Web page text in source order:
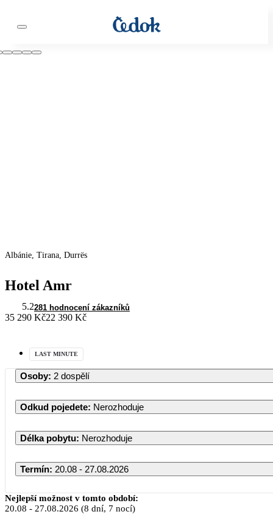
Albánie, Tirana, Durrës
Hotel Amr
5.2281 hodnocení zákazníků
35 290 Kč22 390 Kč
LAST MINUTE
Osoby: 2 dospělí
Odkud pojedete: Nerozhoduje
Délka pobytu: Nerozhoduje
Termín: 20.08 - 27.08.2026
Nejlepší možnost v tomto období:
20.08 - 27.08.2026 (8 dní, 7 nocí)